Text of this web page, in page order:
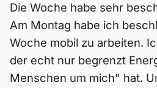
Die Woche habe sehr
Am Montag habe ich
Woche mobil zu arbeiten.
der echt nur begrenzt
Menschen um mich" hat.